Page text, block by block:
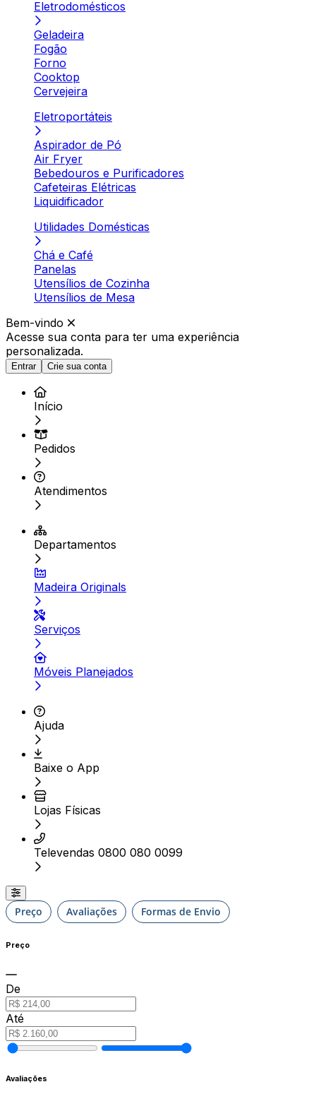
Eletrodomésticos
Geladeira
Fogão
Forno
Cooktop
Cervejeira
Eletroportáteis
Aspirador de Pó
Air Fryer
Bebedouros e Purificadores
Cafeteiras Elétricas
Liquidificador
Utilidades Domésticas
Chá e Café
Panelas
Utensílios de Cozinha
Utensílios de Mesa
Bem-vindo
Acesse sua conta para ter uma experiência
personalizada.
Entrar Crie sua conta
Início
Pedidos
Atendimentos
Departamentos
Madeira Originals
Serviços
Móveis Planejados
Ajuda
Baixe o App
Lojas Físicas
Televendas 0800 080 0099
Preço Avaliações Formas de Envio
Preço
De
Até
Avaliações